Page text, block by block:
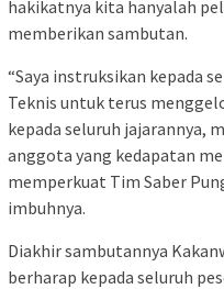
hakikatnya kita hanyalah
memberikan sambutan.
“Saya instruksikan kepada
Teknis untuk terus
kepada seluruh jajarannya,
anggota yang kedapatan
memperkuat Tim Saber
imbuhnya.
Diakhir sambutannya
berharap kepada seluruh